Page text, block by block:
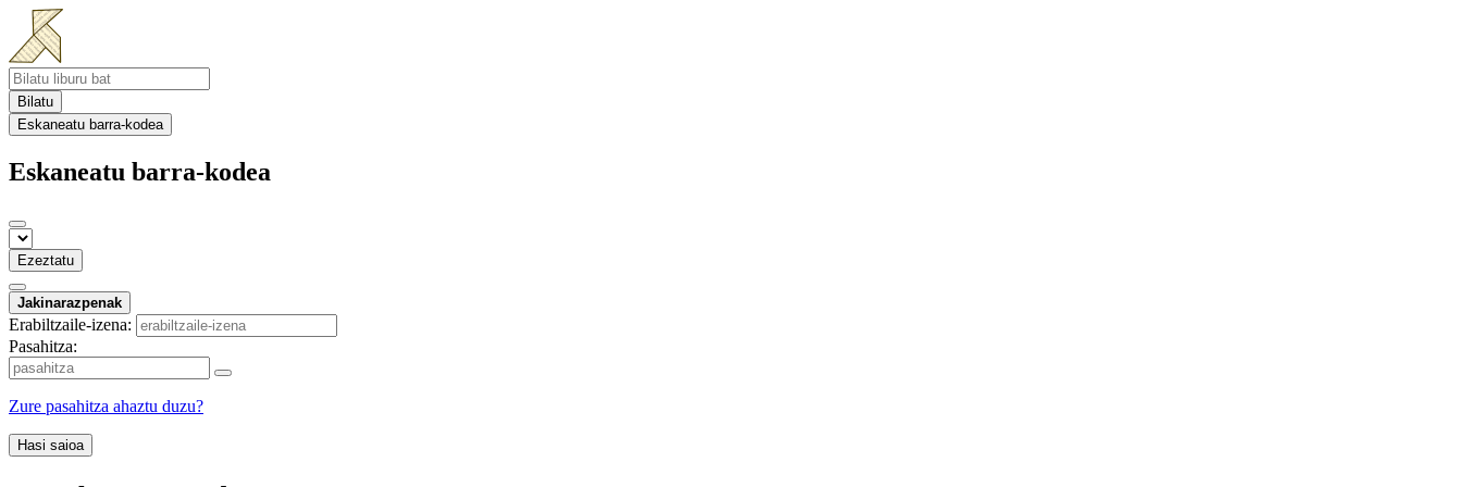
Bilatu
Eskaneatu barra-kodea
Eskaneatu barra-kodea
Ezeztatu
Jakinarazpenak
Erabiltzaile-izena:
Pasahitza:
Zure pasahitza ahaztu duzu?
Hasi saioa